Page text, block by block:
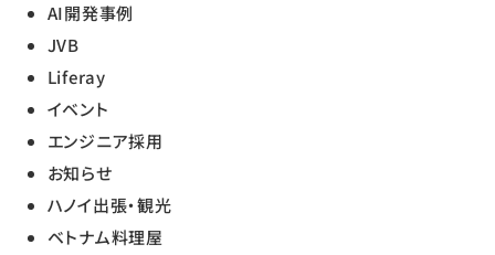
AI開発事例
JVB
Liferay
イベント
エンジニア採用
お知らせ
ハノイ出張・観光
ベトナム料理屋